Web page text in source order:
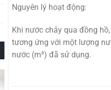
Nguyên lý hoạt động:
Khi nước chảy qua đồng
tương ứng với một lượng
nước (m³) đã sử dụng.